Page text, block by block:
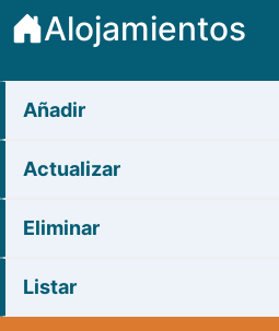
Alojamientos
Añadir
Actualizar
Eliminar
Listar